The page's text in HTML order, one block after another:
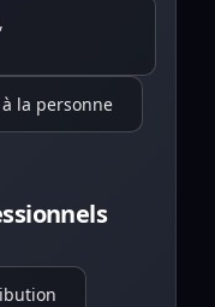
la personne